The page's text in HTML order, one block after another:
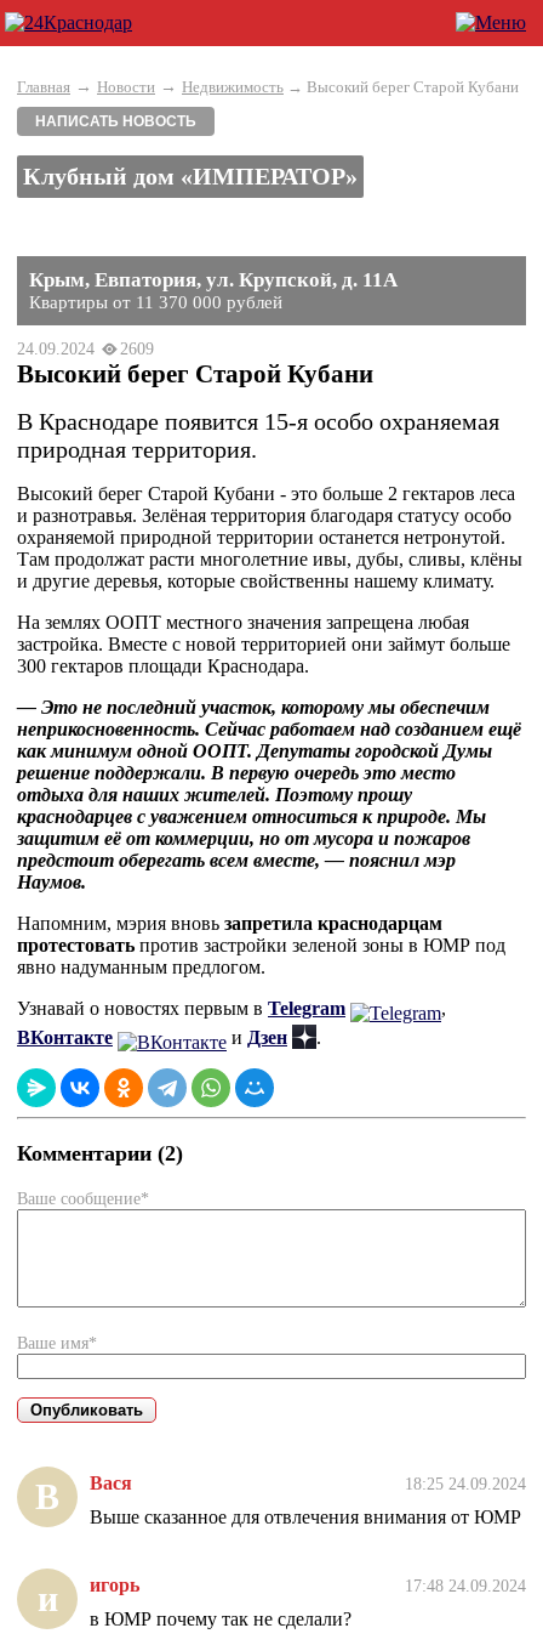
Главная → Новости → Недвижимость → Высокий берег Старой Кубани
НАПИСАТЬ НОВОСТЬ
Клубный дом «ИМПЕРАТОР»
Крым, Евпатория, ул. Крупской, д. 11А
Квартиры от 11 370 000 рублей
24.09.2024 2609
Высокий берег Старой Кубани
В Краснодаре появится 15-я особо охраняемая
природная территория.
Высокий берег Старой Кубани - это больше 2 гектаров леса
и разнотравья. Зелёная территория благодаря статусу особо
охраняемой природной территории останется нетронутой.
Там продолжат расти многолетние ивы, дубы, сливы, клёны
и другие деревья, которые свойственны нашему климату.
На землях ООПТ местного значения запрещена любая
застройка. Вместе с новой территорией они займут больше
300 гектаров площади Краснодара.
— Это не последний участок, которому мы обеспечим
неприкосновенность. Сейчас работаем над созданием ещё
как минимум одной ООПТ. Депутаты городской Думы
решение поддержали. В первую очередь это место
отдыха для наших жителей. Поэтому прошу
краснодарцев с уважением относиться к природе. Мы
защитим её от коммерции, но от мусора и пожаров
предстоит оберегать всем вместе, — пояснил мэр
Наумов.
Напомним, мэрия вновь запретила краснодарцам
протестовать против застройки зеленой зоны в ЮМР под
явно надуманным предлогом.
Узнавай о новостях первым в Telegram
,
ВКонтакте
и Дзен .
Комментарии (2)
Ваше сообщение*
Ваше имя*
В Вася 18:25 24.09.2024
Выше сказанное для отвлечения внимания от ЮМР
и игорь 17:48 24.09.2024
в ЮМР почему так не сделали?